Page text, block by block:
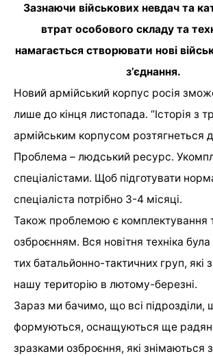
Зазнаючи військових невдач та
втрат особового складу та
намагається створювати нові
з’єднання.
Новий армійський корпус росія
лише до кінця листопада. “Історія з
армійським корпусом розтягнеться
Проблема – людський ресурс.
спеціалістами. Щоб підготувати
спеціаліста потрібно 3-4 місяці.
Також проблемою є комплектування
озброєнням. Вся новітня техніка була
тих батальйонно-тактичних груп, які
нашу територію в лютому-березні.
Зараз ми бачимо, що всі підрозділи,
формуються, оснащуються ще
зразками озброєння, які знімаються